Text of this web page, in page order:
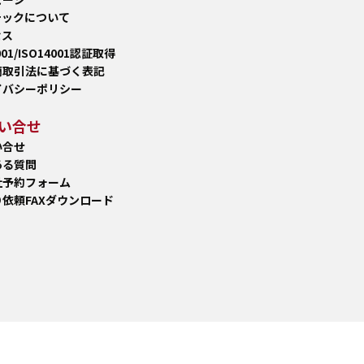
クについて
ISO14001認証取得
引法に基づく表記
シーポリシー
合せ
せ
質問
約フォーム
頼FAXダウンロード